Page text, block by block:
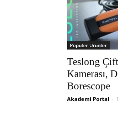
Popüler Ürünler
Teslong
Kamerası,
Borescope
Akademi Portal -